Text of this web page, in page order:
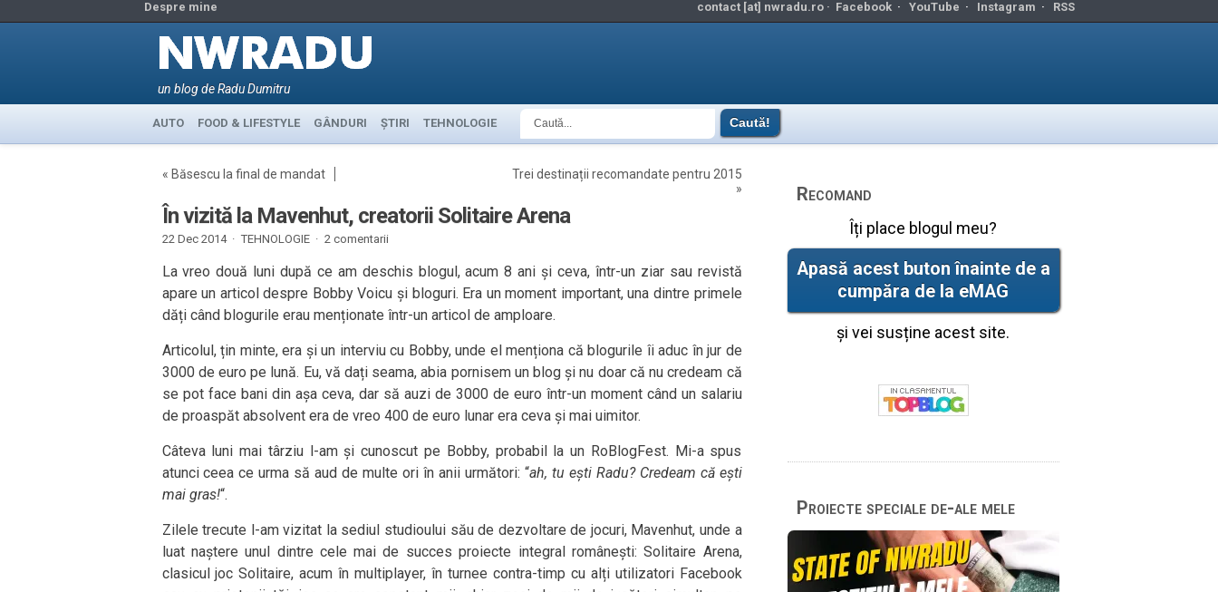
Despre mine contact [at] nwradu.ro · Facebook· YouTube · Instagram · RSS
un blog de Radu Dumitru
AUTO FOOD & LIFESTYLE GÂNDURI ȘTIRI TEHNOLOGIE
« Băsescu la final de mandat
Trei destinații recomandate pentru 2015
»
În vizită la Mavenhut, creatorii Solitaire Arena
22 Dec 2014 · TEHNOLOGIE· 2 comentarii
La vreo două luni după ce am deschis blogul, acum 8 ani și ceva, într-un ziar sau revistă
apare un articol despre Bobby Voicu și bloguri. Era un moment important, una dintre primele
dăți când blogurile erau menționate într-un articol de amploare.
Articolul, țin minte, era și un interviu cu Bobby, unde el menționa că blogurile îi aduc în jur de
3000 de euro pe lună. Eu, vă dați seama, abia pornisem un blog și nu doar că nu credeam că
se pot face bani din așa ceva, dar să auzi de 3000 de euro într-un moment când un salariu
de proaspăt absolvent era de vreo 400 de euro lunar era ceva și mai uimitor.
Câteva luni mai târziu l-am și cunoscut pe Bobby, probabil la un RoBlogFest. Mi-a spus
atunci ceea ce urma să aud de multe ori în anii următori: “ah, tu ești Radu? Credeam că ești
mai gras!“.
Zilele trecute l-am vizitat la sediul studioului său de dezvoltare de jocuri, Mavenhut, unde a
luat naștere unul dintre cele mai de succes proiecte integral românești: Solitaire Arena,
clasicul joc Solitaire, acum în multiplayer, în turnee contra-timp cu alți utilizatori Facebook
Recomand
Îți place blogul meu?
Apasă acest buton înainte de a
cumpăra de la eMAG
și vei susține acest site.
Proiecte speciale de-ale mele